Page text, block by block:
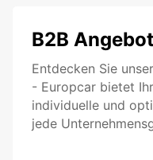
B2B
Entdecken Sie
- Europcar bietet
individuelle und
jede